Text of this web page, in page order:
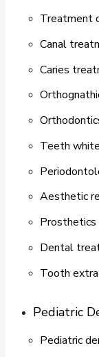
Treatment
Canal
Caries
Teeth
Aesthetic
Prosthetics
Dental
Tooth
Pediatric
Pediatric